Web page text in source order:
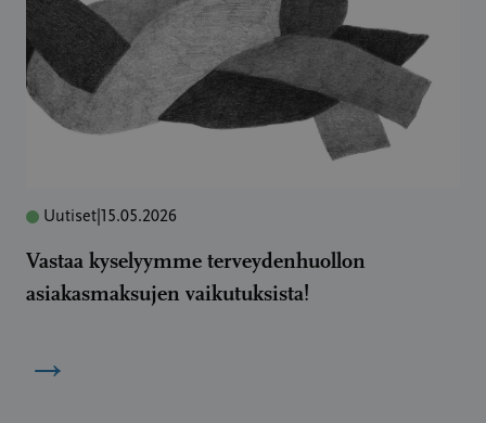
Uutiset 15.05.2026
Vastaa kyselyymme terveydenhuollon
asiakasmaksujen vaikutuksista!
→